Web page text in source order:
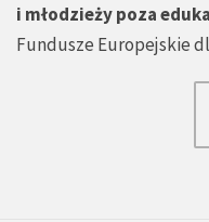
i młodzieży poza
Fundusze Europejskie